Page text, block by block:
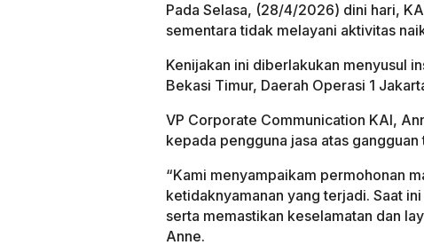
Pada Selasa, (28/4/2026) dini hari,
sementara tidak melayani aktivitas
Kenijakan ini diberlakukan menyusul
Bekasi Timur, Daerah Operasi 1
VP Corporate Communication KAI,
kepada pengguna jasa atas gangguan
“Kami menyampaikam permohonan
ketidaknyamanan yang terjadi. Saat
serta memastikan keselamatan dan
Anne.